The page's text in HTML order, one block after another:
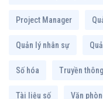
Project Manager
Quản lý nhân sự
Số hóa Truyền
Tài liệu số Văn